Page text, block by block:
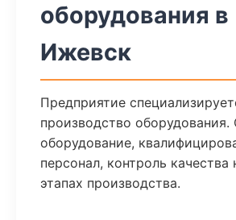
оборудования в
Ижевск
Предприятие
производство
оборудование,
персонал, контроль качества
этапах производства.